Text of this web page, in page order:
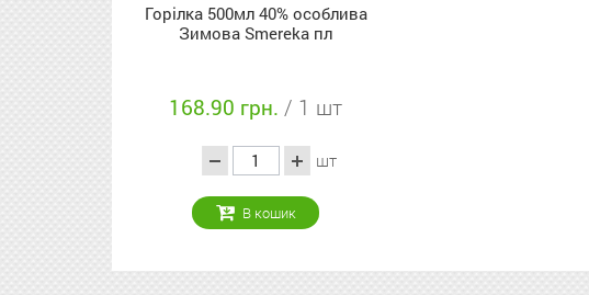
Горілка 500мл 40% особлива
Зимова Smereka пл
168.90 грн. / 1 шт
шт
В кошик